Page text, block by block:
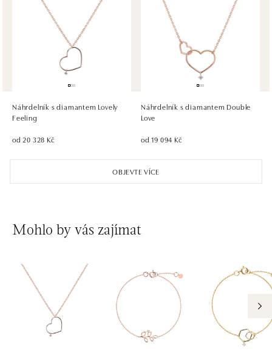
Ivanská cesta 16, 821 04 Bratislava
tel.: +421 917 090 372
dnes otevřeno od 09:00
HALADA OC Eurovea, Bratislava
Pribinova 8, 811 09 Bratislava
dnes otevřeno od 10:00
OBJEVTE VÍCE
Náhrdelník s diamantem Lovely
Feeling
od 20 328 Kč
Náhrdelník s diamantem Double
Love
od 19 094 Kč
Mohlo by vás zajímat